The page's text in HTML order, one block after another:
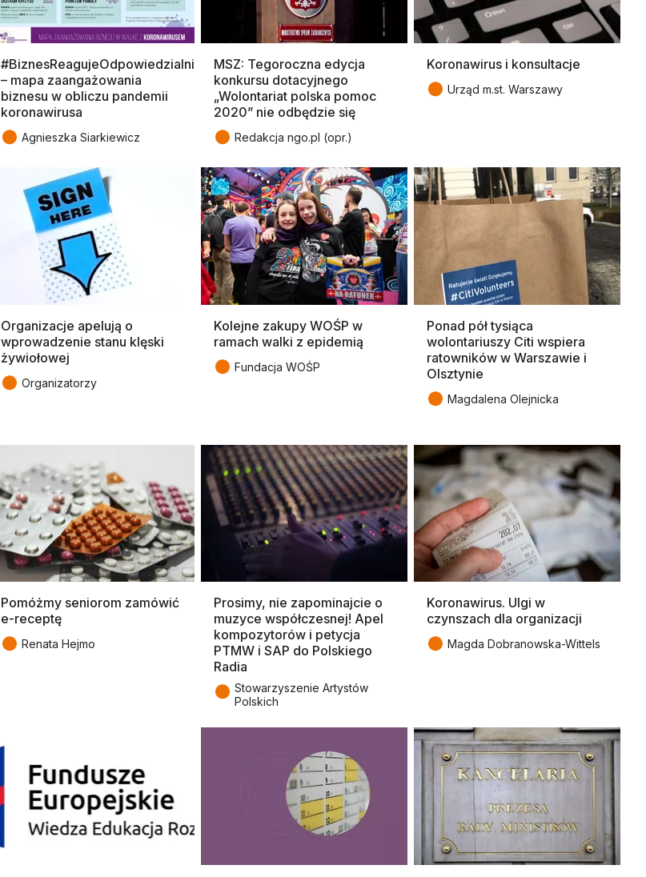
#BiznesReagujeOdpowiedzialnie
– mapa zaangażowania
biznesu w obliczu pandemii
koronawirusa
● Agnieszka Siarkiewicz
MSZ: Tegoroczna edycja
konkursu dotacyjnego
„Wolontariat polska pomoc
2020” nie odbędzie się
● Redakcja ngo.pl (opr.)
Koronawirus i konsultacje
● Urząd m.st. Warszawy
Organizacje apelują o
wprowadzenie stanu klęski
żywiołowej
● Organizatorzy
Kolejne zakupy WOŚP w
ramach walki z epidemią
● Fundacja WOŚP
Ponad pół tysiąca
wolontariuszy Citi wspiera
ratowników w Warszawie i
Olsztynie
● Magdalena Olejnicka
Pomóżmy seniorom zamówić
e-receptę
● Renata Hejmo
Prosimy, nie zapominajcie o
muzyce współczesnej! Apel
kompozytorów i petycja
PTMW i SAP do Polskiego
Radia
● Stowarzyszenie Artystów
Polskich
Koronawirus. Ulgi w
czynszach dla organizacji
● Magda Dobranowska-Wittels